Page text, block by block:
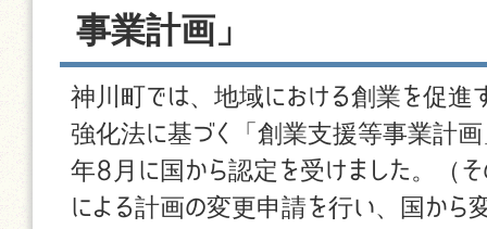
事業計画」
神川町では、地域における創業を促進
強化法に基づく「創業支援等事業計
年8月に国から認定を受けました。（
による計画の変更申請を行い、国から